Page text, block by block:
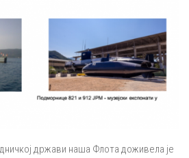
држави наша Флота доживела је